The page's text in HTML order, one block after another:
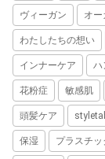
ヴィーガン オー
わたしたちの想い
インナーケア ハ
花粉症 敏感肌
頭髪ケア
保湿 プラスチッ